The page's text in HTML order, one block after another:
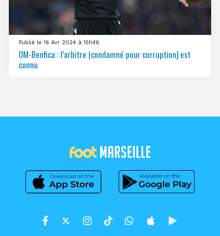
Publié le 16 Avr 2024 à 15h46
OM-Benfica : l’arbitre (condamné pour corruption) est
connu